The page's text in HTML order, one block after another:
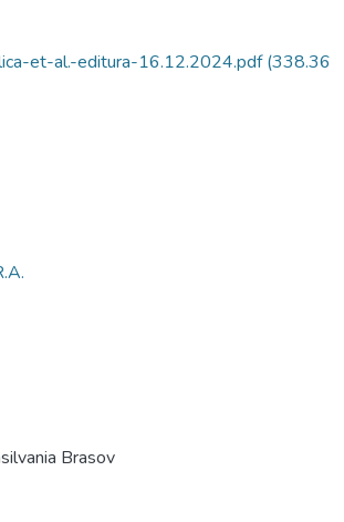
et-al.-editura-16.12.2024.pdf(338.36
Brasov